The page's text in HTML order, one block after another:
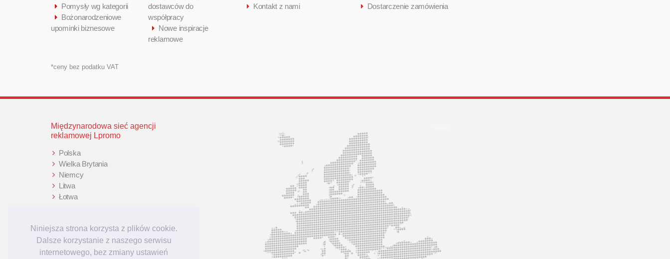
Niniejsza strona korzysta z plików cookie.
Dalsze korzystanie z naszego serwisu
internetowego, bez zmiany ustawień
Pomysły wg kategorii
Bożonarodzeniowe
upominki biznesowe
*ceny bez podatku VAT
dostawców do
współpracy
Nowe inspiracje
reklamowe
Kontakt z nami
Dostarczenie zamówienia
Międzynarodowa sieć agencji
reklamowej Lpromo
Polska
Wielka Brytania
Niemcy
Litwa
Łotwa